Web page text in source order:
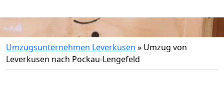
Umzugsunternehmen Leverkusen » Umzug von
Leverkusen nach Pockau-Lengefeld